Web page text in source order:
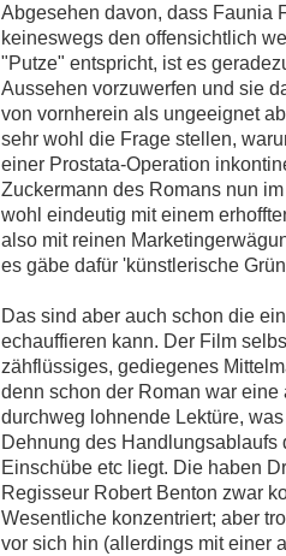
Abgesehen davon, dass Faunia
keineswegs den offensichtlich
"Putze" entspricht, ist es
Aussehen vorzuwerfen und sie
von vornherein als ungeeignet
sehr wohl die Frage stellen,
einer Prostata-Operation
Zuckermann des Romans nun
wohl eindeutig mit einem
also mit reinen
es gäbe dafür 'künstlerische
Das sind aber auch schon die
echauffieren kann. Der Film
zähflüssiges, gediegenes
denn schon der Roman war
durchweg lohnende Lektüre,
Dehnung des
Einschübe etc liegt. Die haben
Regisseur Robert Benton zwar
Wesentliche konzentriert; aber
vor sich hin (allerdings mit einer